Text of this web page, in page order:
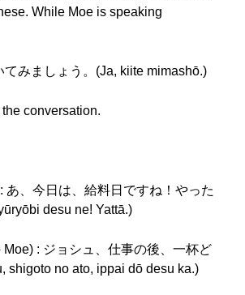
While Moe is speaking
てみましょう。(Ja, kiite mimashō.)
conversation.
あ、今日は、給料日ですね！やった
desu ne! Yattā.)
: ジョシュ、仕事の後、一杯ど
shigoto no ato, ippai dō desu ka.)